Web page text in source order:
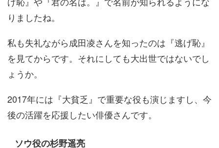
りましたね。
私も失礼ながら成田凌さんを知ったのは『逃げ恥』
を見てからです。それにしても大出世ではないでし
ょうか。
2017年には『大貧乏』で重要な役も演じますし、今
後の活躍を応援したい俳優さんです。
ソウ役の杉野遥亮